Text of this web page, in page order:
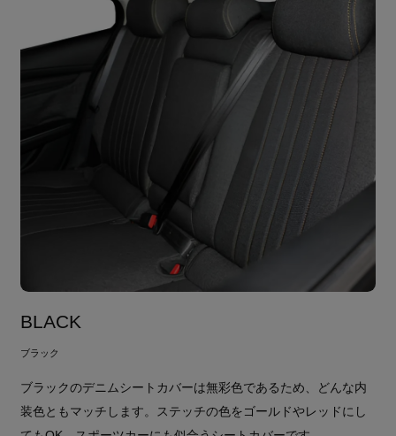
BLACK
ブラック
ブラックのデニムシートカバーは無彩色であるため、どんな内
装色ともマッチします。ステッチの色をゴールドやレッドにし